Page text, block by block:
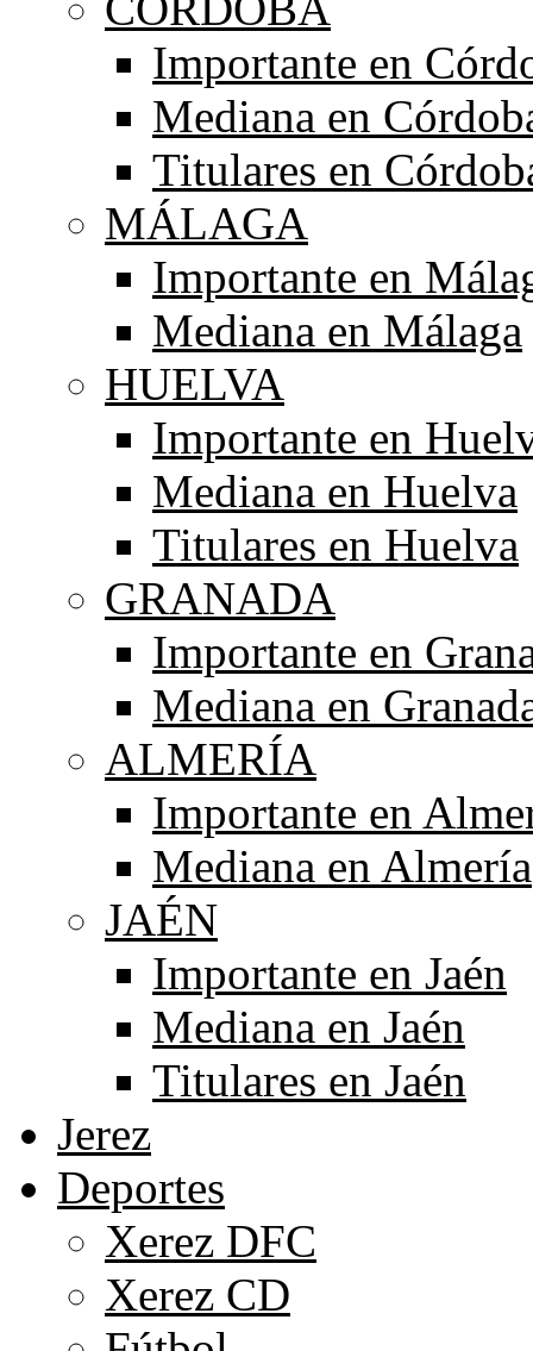
Importante en
Mediana en
Titulares en
MÁLAGA
Importante en
Mediana en Málaga
HUELVA
Importante en
Mediana en Huelva
Titulares en Huelva
GRANADA
Importante en
Mediana en
ALMERÍA
Importante en
Mediana en Almería
JAÉN
Importante en Jaén
Mediana en Jaén
Titulares en Jaén
Jerez
Deportes
Xerez DFC
Xerez CD